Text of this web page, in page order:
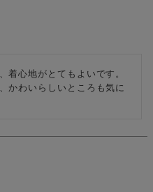
着心地がとてもよいです。
かわいらしいところも気に